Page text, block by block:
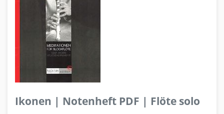
Ikonen | Notenheft PDF | Flöte solo